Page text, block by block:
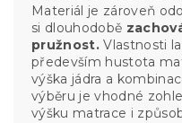
Materiál je zároveň
si dlouhodobě
pružnost. Vlastnosti
především hustota
výška jádra a
výběru je vhodné
výšku matrace i